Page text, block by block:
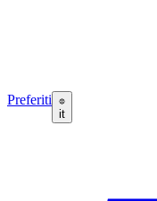
Preferiti
it